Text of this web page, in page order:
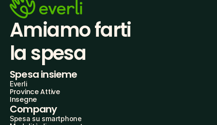
Amiamo farti
la spesa
Spesa insieme
Everli
Province Attive
Insegne
Company
Spesa su smartphone